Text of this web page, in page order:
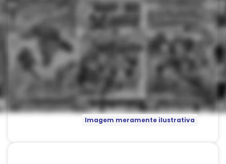
Imagem meramente ilustrativa